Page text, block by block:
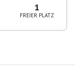
1
FREIER PLATZ